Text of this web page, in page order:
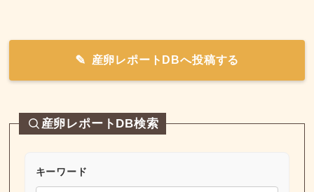
産卵レポートDBへ投稿する
産卵レポートDB検索
キーワード